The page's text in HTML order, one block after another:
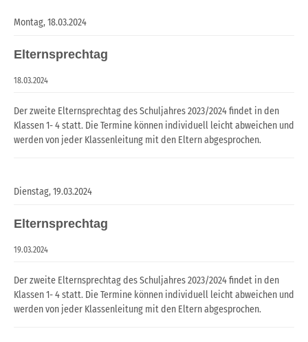
Montag,18.03.2024
Elternsprechtag
18.03.2024
Der zweite Elternsprechtag des Schuljahres 2023/2024 findet in den
Klassen 1- 4 statt. Die Termine können individuell leicht abweichen und
werden von jeder Klassenleitung mit den Eltern abgesprochen.
Dienstag,19.03.2024
Elternsprechtag
19.03.2024
Der zweite Elternsprechtag des Schuljahres 2023/2024 findet in den
Klassen 1- 4 statt. Die Termine können individuell leicht abweichen und
werden von jeder Klassenleitung mit den Eltern abgesprochen.